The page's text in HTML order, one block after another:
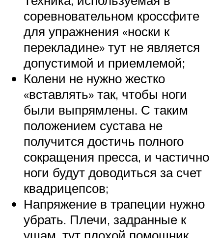
соревновательном кроссфите
для упражнения «носки к
перекладине» тут не является
допустимой и приемлемой;
Колени не нужно жестко
«вставлять» так, чтобы ноги
были выпрямлены. С таким
положением сустава не
получится достичь полного
сокращения пресса, и частично
ноги будут доводиться за счет
квадрицепсов;
Напряжение в трапеции нужно
убрать. Плечи, задранные к